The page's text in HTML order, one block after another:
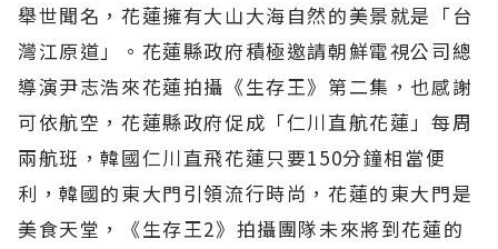
舉世聞名，花蓮擁有大山大海自然的美景就是「台
灣江原道」。花蓮縣政府積極邀請朝鮮電視公司總
導演尹志浩來花蓮拍攝《生存王》第二集，也感謝
可依航空，花蓮縣政府促成「仁川直航花蓮」每周
兩航班，韓國仁川直飛花蓮只要150分鐘相當便
利，韓國的東大門引領流行時尚，花蓮的東大門是
美食天堂，《生存王2》拍攝團隊未來將到花蓮的